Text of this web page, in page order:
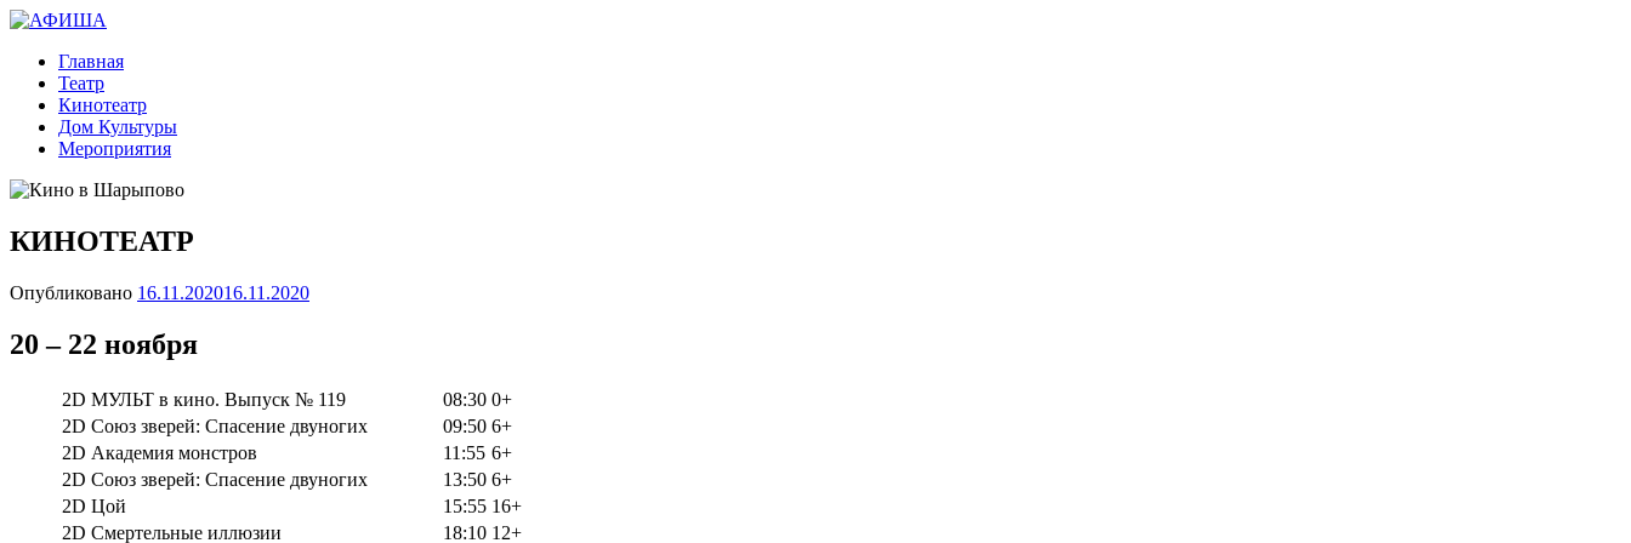
АФИША
вшарыпово.рф
Главная
Театр
Кинотеатр
Дом Культуры
Мероприятия
КИНОТЕАТР
Опубликовано 16.11.202016.11.2020
20 – 22 ноября
2D МУЛЬТ в кино. Выпуск № 119 08:30 0+
2D Союз зверей: Спасение двуногих
09:50 6+
2D Академия монстров
11:55 6+
2D Союз зверей: Спасение двуногих
13:50 6+
2D Цой
15:55 16+
2D Смертельные иллюзии
18:10 12+